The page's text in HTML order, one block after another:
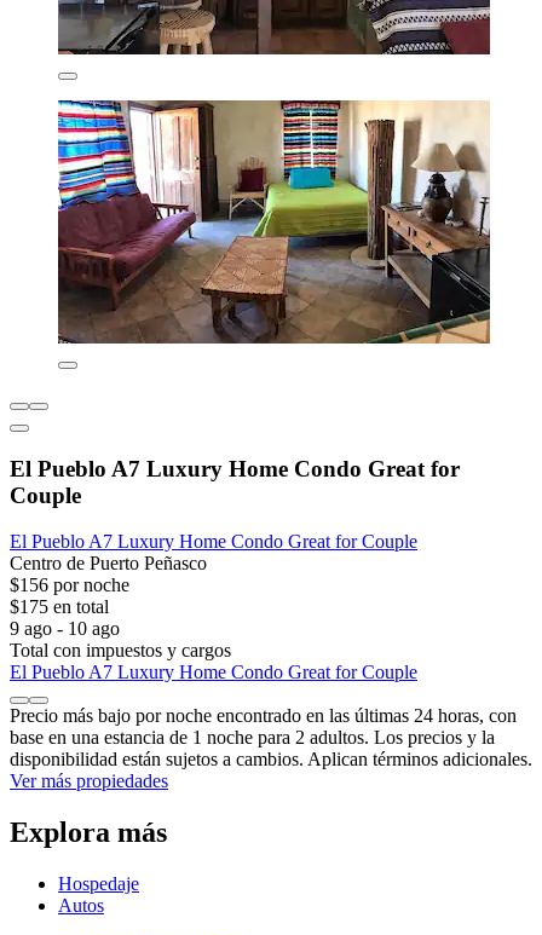
El Pueblo A7 Luxury Home Condo Great for
Couple
El Pueblo A7 Luxury Home Condo Great for Couple
Centro de Puerto Peñasco
$156 por noche
$175 en total
9 ago - 10 ago
Total con impuestos y cargos
El Pueblo A7 Luxury Home Condo Great for Couple
Precio más bajo por noche encontrado en las últimas 24 horas, con
base en una estancia de 1 noche para 2 adultos. Los precios y la
disponibilidad están sujetos a cambios. Aplican términos adicionales.
Ver más propiedades
Explora más
Hospedaje
Autos